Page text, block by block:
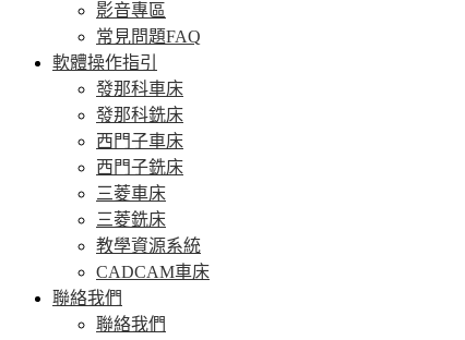
影音專區
常見問題FAQ
軟體操作指引
發那科車床
發那科銑床
西門子車床
西門子銑床
三菱車床
三菱銑床
教學資源系統
CADCAM車床
聯絡我們
聯絡我們